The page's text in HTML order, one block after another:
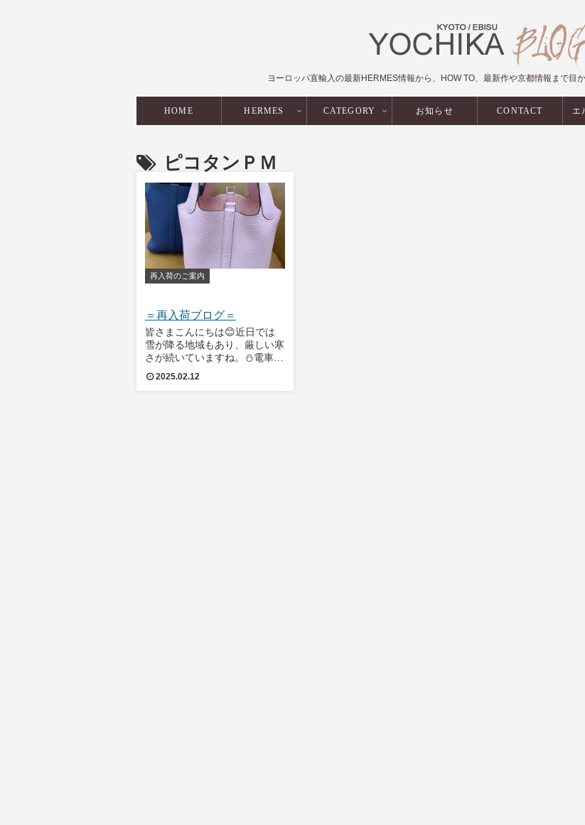
ヨーロッパ直輸入の最新HERMES情報から、HOW TO、最新作や京都情報まで目
HOME HERMES CATEGORY お知らせ CONTACT エ
ピコタンＰＭ
再入荷のご案内
＝再入荷ブログ＝
皆さまこんにちは😊近日では
雪が降る地域もあり、厳しい寒
さが続いていますね。⛄電車移
動の方は遅延や運転見合わせ、
車移動の方は安全運転にお気を
2025.02.12